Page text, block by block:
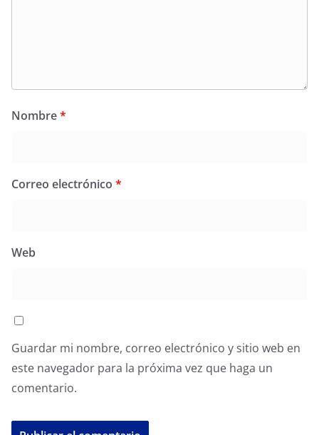
Nombre*
Correo electrónico *
Web
Guardar mi nombre, correo electrónico y sitio web en
este navegador para la próxima vez que haga un
comentario.